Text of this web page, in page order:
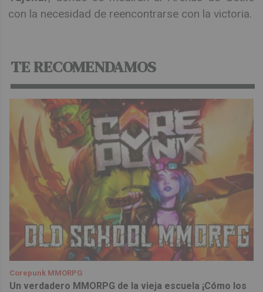
con la necesidad de reencontrarse con la victoria.
TE RECOMENDAMOS
Corepunk MMORPG
Un verdadero MMORPG de la vieja escuela ¡Cómo los